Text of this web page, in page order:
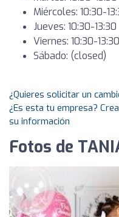
Miércoles: 10:30-
Jueves: 10:30-13:30
Viernes: 10:30-13:30
Sábado: (closed)
¿Quieres solicitar un
¿Es esta tu empresa?
su información
Fotos de